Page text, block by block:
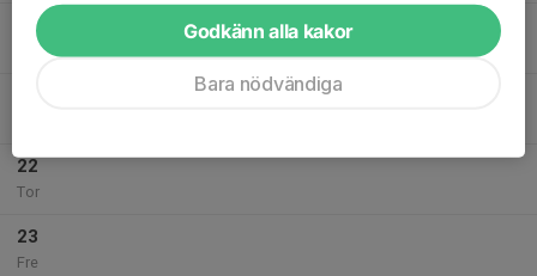
20
22
Tor
23
Fre
Godkänn alla kakor
Bara nödvändiga